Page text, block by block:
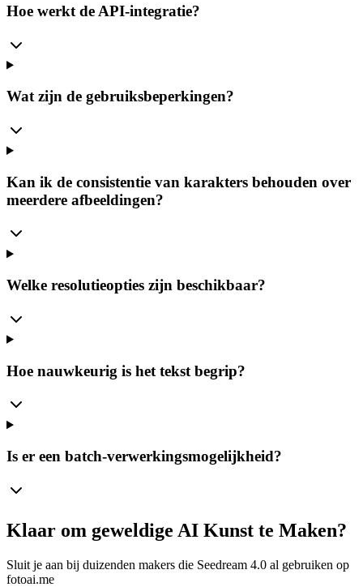
Hoe werkt de API-integratie?
Wat zijn de gebruiksbeperkingen?
Kan ik de consistentie van karakters behouden over
meerdere afbeeldingen?
Welke resolutieopties zijn beschikbaar?
Hoe nauwkeurig is het tekst begrip?
Is er een batch-verwerkingsmogelijkheid?
Klaar om geweldige AI Kunst te Maken?
Sluit je aan bij duizenden makers die Seedream 4.0 al gebruiken op
fotoai.me